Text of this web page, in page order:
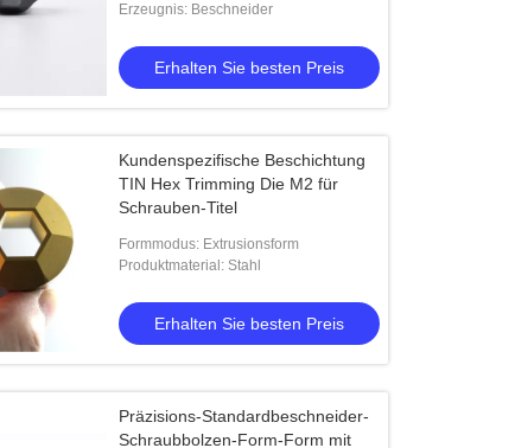
Erzeugnis: Beschneider
Erhalten Sie besten Preis
Kundenspezifische Beschichtung
TIN Hex Trimming Die M2 für
Schrauben-Titel
Formmodus: Extrusionsform
Produktmaterial: Stahl
Erhalten Sie besten Preis
Präzisions-Standardbeschneider-
Schraubbolzen-Form-Form mit